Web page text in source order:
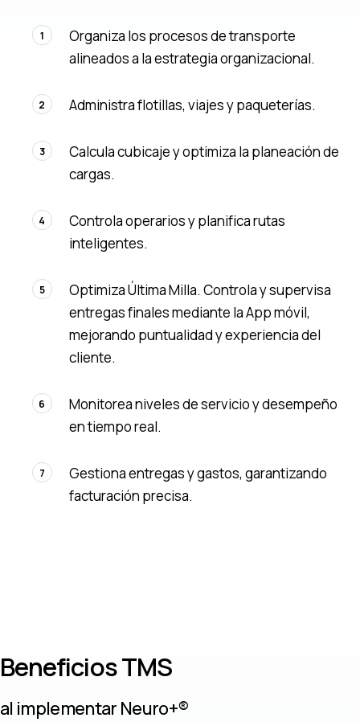
1
Organiza los procesos de transporte
alineados a la estrategia organizacional.
2 Administra flotillas, viajes y paqueterías.
3
Calcula cubicaje y optimiza la planeación de
cargas.
4
Controla operarios y planifica rutas
inteligentes.
5
Optimiza Última Milla. Controla y supervisa
entregas finales mediante la App móvil,
mejorando puntualidad y experiencia del
cliente.
6
Monitorea niveles de servicio y desempeño
en tiempo real.
7
Gestiona entregas y gastos, garantizando
facturación precisa.
Beneficios TMS
al implementar Neuro+®